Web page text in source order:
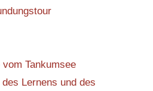
Tankumsee
Lernens und des